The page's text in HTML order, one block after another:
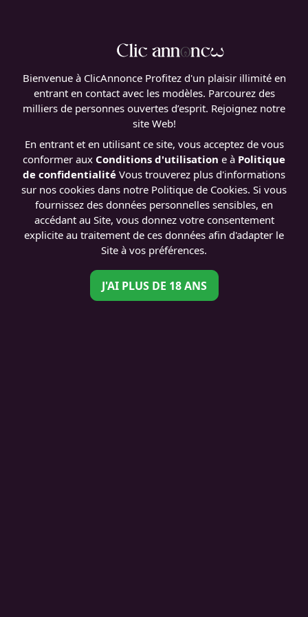
Bienvenue à ClicAnnonce Profitez d'un plaisir illimité en
entrant en contact avec les modèles. Parcourez des
milliers de personnes ouvertes d’esprit. Rejoignez notre
site Web!
En entrant et en utilisant ce site, vous acceptez de vous
conformer aux Conditions d'utilisation e à Politique
de confidentialité Vous trouverez plus d'informations
sur nos cookies dans notre Politique de Cookies. Si vous
fournissez des données personnelles sensibles, en
accédant au Site, vous donnez votre consentement
explicite au traitement de ces données afin d'adapter le
Site à vos préférences.
J'AI PLUS DE 18 ANS